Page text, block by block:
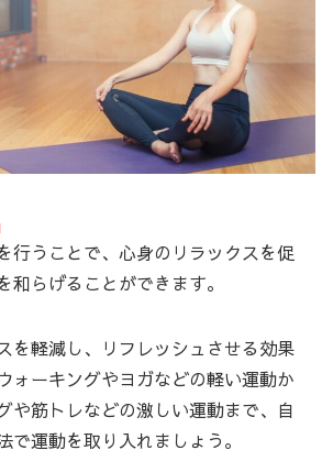
行うことで、心身のリラックスを促
和らげることができます。
を軽減し、リフレッシュさせる効果
ォーキングやヨガなどの軽い運動か
や筋トレなどの激しい運動まで、自
で運動を取り入れましょう。